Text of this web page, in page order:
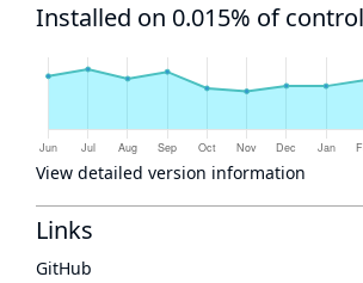
Installed on 0.015% of
View detailed version information
Links
GitHub